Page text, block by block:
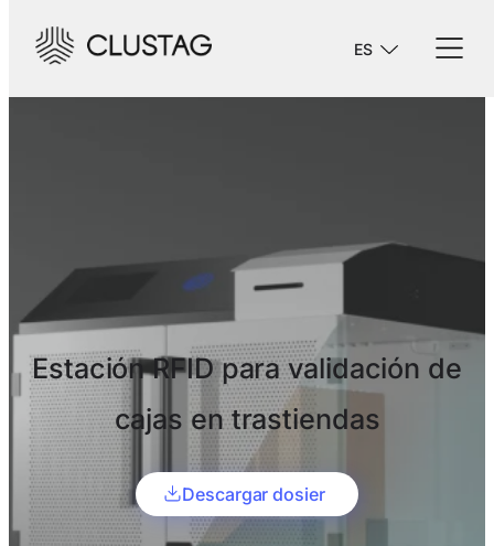
ES
Estación RFID para validación de
cajas en trastiendas
Descargar dosier